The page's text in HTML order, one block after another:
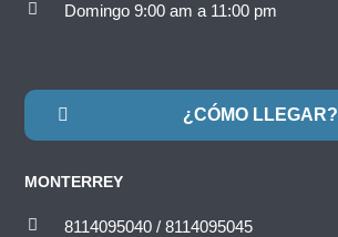
Domingo 9:00 am a 11:00 pm
¿CÓMO LLEGAR?
MONTERREY
8114095040 / 8114095045